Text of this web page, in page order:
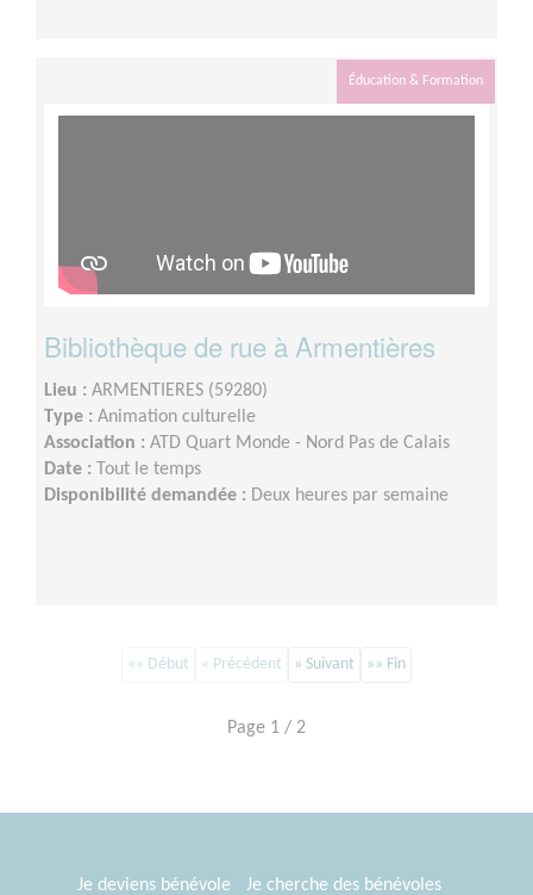
Éducation & Formation
Bibliothèque de rue à Armentières
Lieu : ARMENTIERES (59280)
Type : Animation culturelle
Association : ATD Quart Monde - Nord Pas de Calais
Date : Tout le temps
Disponibilité demandée : Deux heures par semaine
«« Début « Précédent » Suivant »» Fin
Page 1 / 2
Je deviens bénévole Je cherche des bénévoles